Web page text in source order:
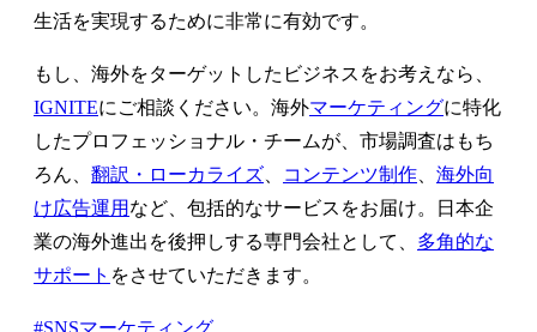
生活を実現するために非常に有効です。
もし、海外をターゲットしたビジネスをお考えなら、
IGNITEにご相談ください。海外マーケティングに特化
したプロフェッショナル・チームが、市場調査はもち
ろん、 翻訳・ローカライズ、 コンテンツ制作、 海外向
け広告運用 など、包括的なサービスをお届け。日本企
業の海外進出を後押しする専門会社として、 多角的な
サポート をさせていただきます。